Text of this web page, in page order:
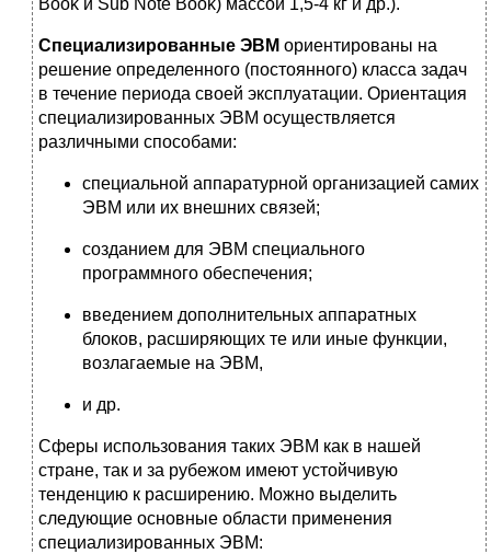
Book и Sub Note Book) массой 1,5-4 кг и др.).
Специализированные ЭВМ ориентированы на
решение определенного (постоянного) класса задач
в течение периода своей эксплуатации. Ориентация
специализированных ЭВМ осуществляется
различными способами:
специальной аппаратурной организацией самих
ЭВМ или их внешних связей;
созданием для ЭВМ специального
программного обеспечения;
введением дополнительных аппаратных
блоков, расширяющих те или иные функции,
возлагаемые на ЭВМ,
и др.
Сферы использования таких ЭВМ как в нашей
стране, так и за рубежом имеют устойчивую
тенденцию к расширению. Можно выделить
следующие основные области применения
специализированных ЭВМ: